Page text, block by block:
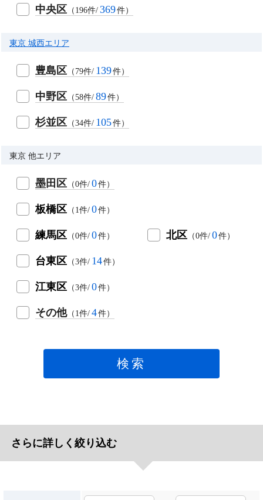
中央区 （196件/ 369件）
東京 城西エリア
豊島区 （79件/ 139件）
中野区 （58件/ 89件）
杉並区 （34件/ 105件）
東京 他エリア
墨田区 （0件/ 0件）
板橋区 （1件/ 0件）
練馬区 （0件/ 0件） 北区 （0件/ 0件）
台東区 （3件/ 14件）
江東区 （3件/ 0件）
その他（1件/ 4件）
検索
さらに詳しく絞り込む